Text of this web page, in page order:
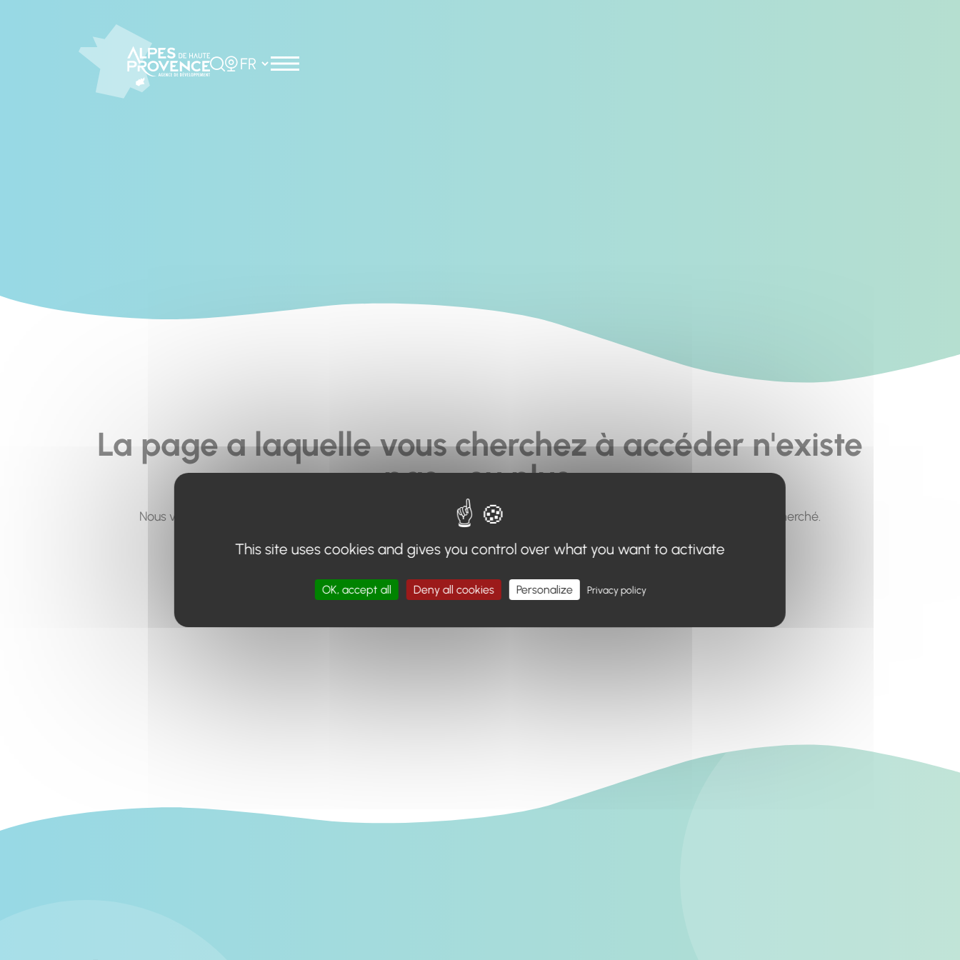
Rechercher
Choisir la langue
La page a laquelle vous cherchez à accéder n'existe
pas... ou plus.
Nous vous invitons à utiliser le moteur de recherche en haut de page, ou à utiliser le menu pour trouver le contenu recherché.
Retour à l'accueil
This site uses cookies and gives you control over what you want to activate
OK, accept all Deny all cookies Personalize Privacy policy